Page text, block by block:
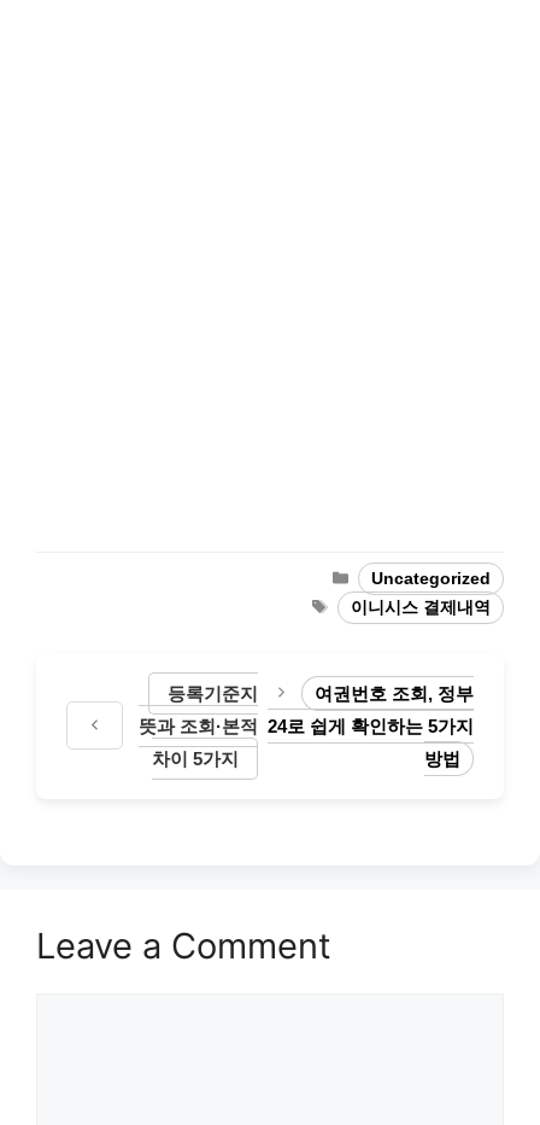
Categories
Uncategorized
Tags이니시스 결제내역
등록기준지
뜻과 조회·본적
차이 5가지
여권번호 조회, 정부
24로 쉽게 확인하는 5가지
방법
Leave a Comment